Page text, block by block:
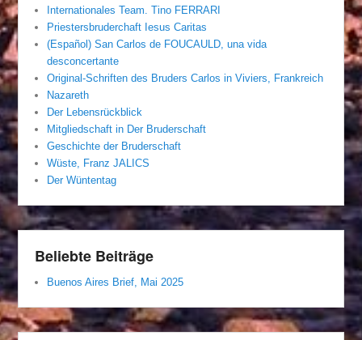
Internationales Team. Tino FERRARI
Priestersbruderchaft Iesus Caritas
(Español) San Carlos de FOUCAULD, una vida
desconcertante
Original-Schriften des Bruders Carlos in Viviers, Frankreich
Nazareth
Der Lebensrückblick
Mitgliedschaft in Der Bruderschaft
Geschichte der Bruderschaft
Wüste, Franz JALICS
Der Wüntentag
Beliebte Beiträge
Buenos Aires Brief, Mai 2025